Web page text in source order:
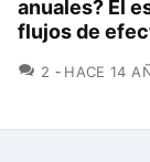
anuales? El
flujos de
2 HACE 14